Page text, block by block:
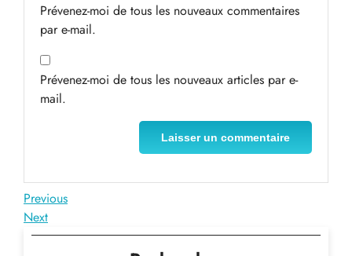
Prévenez-moi de tous les nouveaux commentaires
par e-mail.
Prévenez-moi de tous les nouveaux articles par e-
mail.
Navigation
de
Previous
Post
Previous
Next
Post
Next